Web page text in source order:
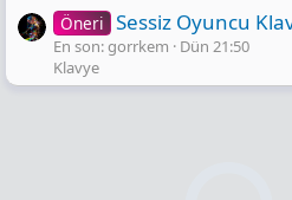
Öneri Sessiz Oyuncu
En son: gorrkem
Dün 21:50
Klavye